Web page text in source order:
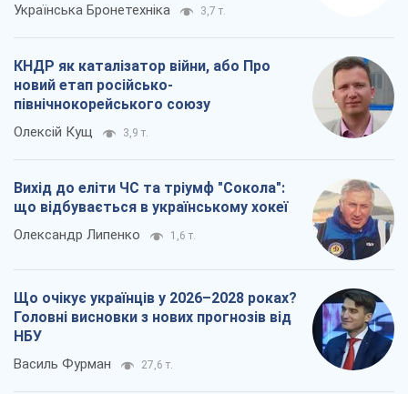
Українська Бронетехніка 3,7 т.
КНДР як каталізатор війни, або Про
новий етап російсько-
північнокорейського союзу
Олексій Кущ 3,9 т.
Вихід до еліти ЧС та тріумф "Сокола":
що відбувається в українському хокеї
Олександр Липенко 1,6 т.
Що очікує українців у 2026–2028 роках?
Головні висновки з нових прогнозів від
НБУ
Василь Фурман 27,6 т.